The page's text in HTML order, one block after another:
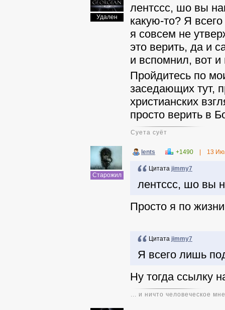
Удален
лентссс, шо вы
какую-то? Я
я совсем не
это верить, да и
и вспомнил, вот
Пройдитесь по
заседающих тут,
христианских
просто верить в
Суета суёт
Старожил
lents +1490 13
Цитата jimmy7
лентссс, шо вы
Просто я по
Цитата jimmy7
Я всего лишь
Ну тогда ссылку
... и ничто человеческое